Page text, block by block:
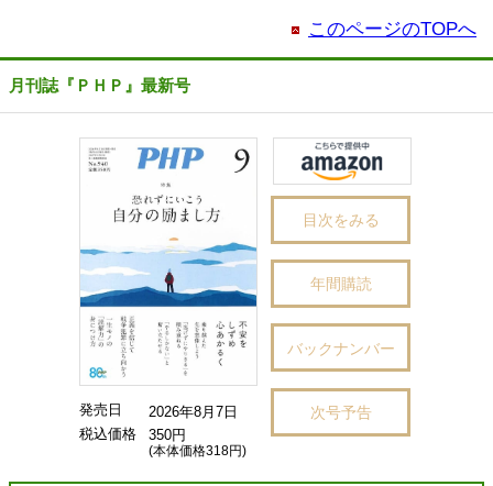
このページのTOPへ
月刊誌『ＰＨＰ』最新号
発売日
2026年8月7日
税込価格
350円
(本体価格318円)
目次をみる
年間購読
バックナンバー
次号予告